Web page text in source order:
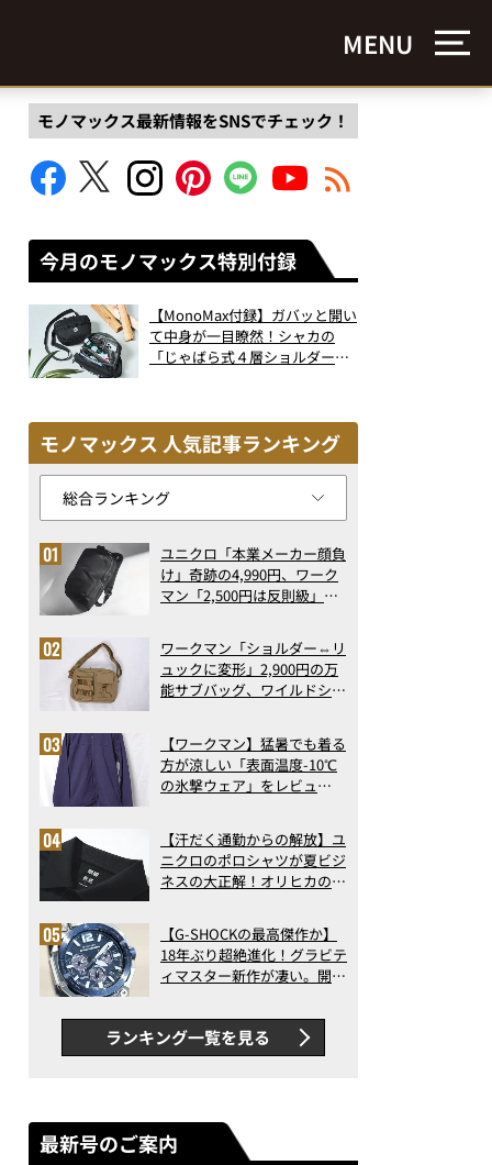
MENU
モノマックス最新情報をSNSでチェック！
今月のモノマックス特別付録
【MonoMax付録】ガバッと開い
て中身が一目瞭然！シャカの
「じゃばら式４層ショルダーバ
モノマックス 人気記事ランキング
ユニクロ「本業メーカー顔負
け」奇跡の4,990円、ワーク
マン「2,500円は反則級」凄
ト3】（2026年6月版）
ワークマン「ショルダー⇔リ
ュックに変形」2,900円の万
能サブバッグ、ワイルドシン
記事ランキングベスト3】
（2026年6月版）
【ワークマン】猛暑でも着る
方が涼しい「表面温度-10℃
の氷撃ウェア」をレビュ
【汗だく通勤からの解放】ユ
ニクロのポロシャツが夏ビジ
ネスの大正解！オリヒカの透
アの実力
【G-SHOCKの最高傑作か】
18年ぶり超絶進化！グラビテ
ィマスター新作が凄い。開発
新ムーブメントの衝撃
ランキング一覧を見る
最新号のご案内